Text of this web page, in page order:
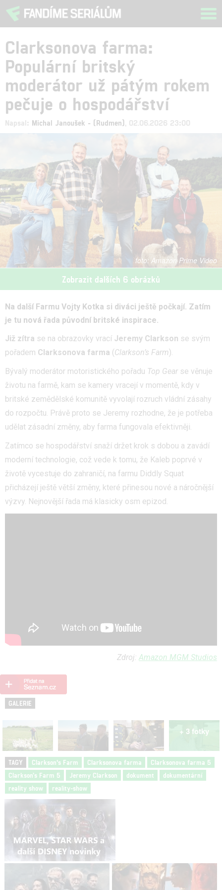
Clarksonova farma:
Populární britský
moderátor už pátým rokem
pečuje o hospodářství
Napsal: Michal Janoušek - (Rudmen) , 02.06.2026 23:00
Amazon Prime Video
Zobrazit dalších 6 obrázků
Na další Farmu Vojty Kotka si diváci ještě počkají. Zatím
je tu nová řada původní britské inspirace.
Již zítra se na obrazovky vrací Jeremy Clarkson se svým
pořadem Clarksonova farma (Clarkson’s Farm).
Bývalý moderátor motoristického pořadu Top Gear se věnuje
životu na farmě, kam se kamery vracejí v momentě, kdy v
britské zemědělské komunitě vyvolají rozruch vládní zásahy
do rozpočtu. Právě proto se Jeremy rozhodne, že je potřeba
udělat zásadní změny, aby farma fungovala efektivněji.
Zatímco se hospodářství snaží držet krok s dobou a zavádí
moderní technologie, což vede k tomu, že Kaleb poprvé v
životě vycestuje do zahraničí, na farmu Diddly Squat
přicházejí ještě větší změny, které přinesou nové a náročnější
výzvy. Nejnovější řada má klasicky osm epizod.
Zdroj: Amazon MGM Studios
GALERIE
+ 3 fotky
TAGY Clarkson's Farm Clarksonova farma
Clarksonova farma 5
Clarkson’s Farm 5
Jeremy Clarkson dokument
dokumentární
reality show
reality-show